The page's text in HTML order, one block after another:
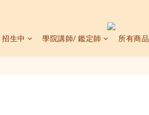
生中 學院講師/ 鑑定師 所有商品